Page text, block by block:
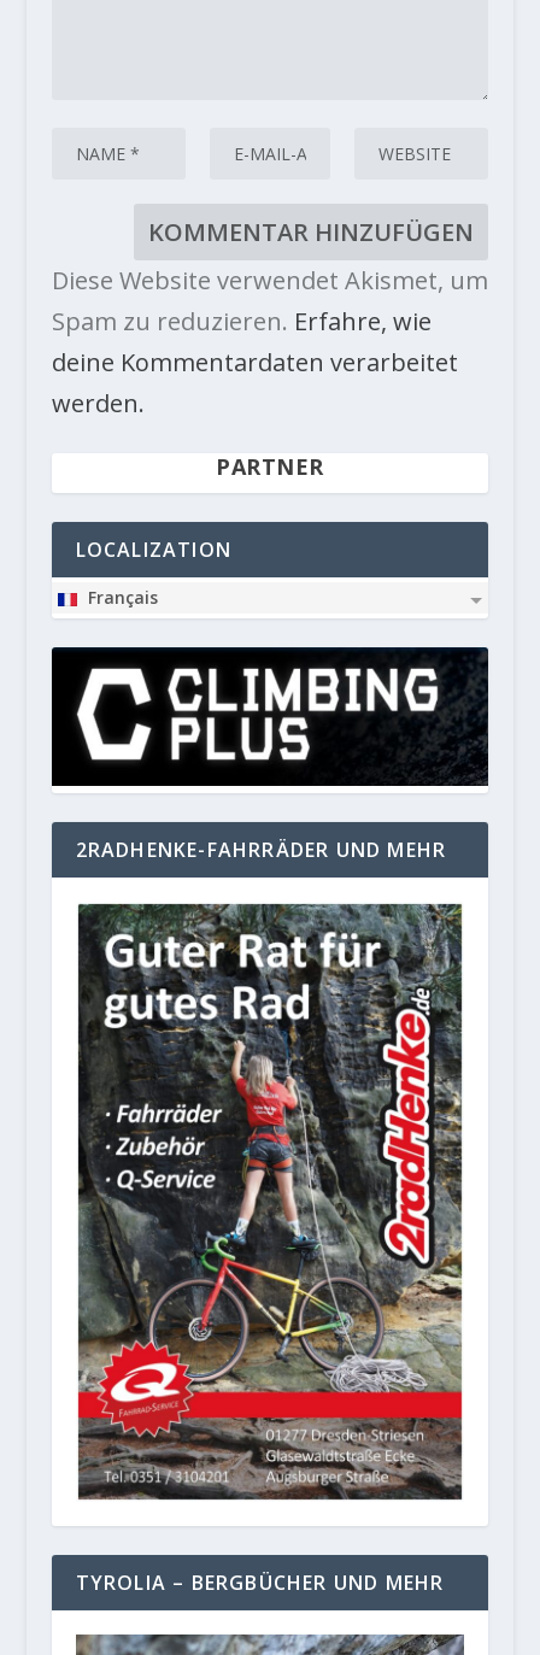
Diese Website verwendet Akismet, um
Spam zu reduzieren. Erfahre, wie
deine Kommentardaten verarbeitet
werden.
PARTNER
LOCALIZATION
Français
2RADHENKE-FAHRRÄDER UND MEHR
TYROLIA – BERGBÜCHER UND MEHR